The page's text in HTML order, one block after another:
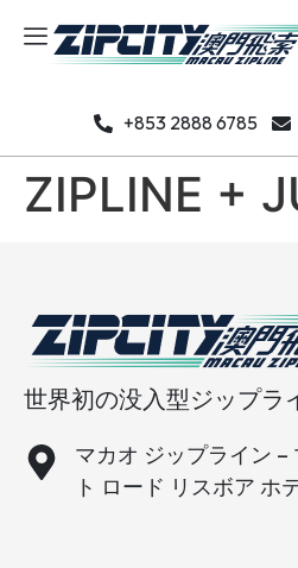
+853 2888 6785
ZIPLINE +
世界初の没入型ジップラ
マカオ ジップライン –
ト ロード リスボア ホ